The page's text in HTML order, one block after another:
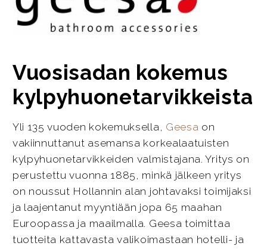
Vuosisadan kokemus
kylpyhuonetarvikkeista
Yli 135 vuoden kokemuksella, Geesa on
vakiinnuttanut asemansa korkealaatuisten
kylpyhuonetarvikkeiden valmistajana. Yritys on
perustettu vuonna 1885, minkä jälkeen yritys
on noussut Hollannin alan johtavaksi toimijaksi
ja laajentanut myyntiään jopa 65 maahan
Euroopassa ja maailmalla. Geesa toimittaa
tuotteita kattavasta valikoimastaan hotelli- ja